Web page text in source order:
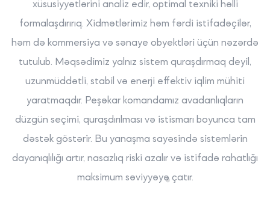
xüsusiyyətlərini analiz edir, optimal texniki həlli
formalaşdırırıq. Xidmətlərimiz həm fərdi istifadəçilər,
həm də kommersiya və sənaye obyektləri üçün nəzərdə
tutulub. Məqsədimiz yalnız sistem quraşdırmaq deyil,
uzunmüddətli, stabil və enerji effektiv iqlim mühiti
yaratmaqdır. Peşəkar komandamız avadanlıqların
düzgün seçimi, quraşdırılması və istismarı boyunca tam
dəstək göstərir. Bu yanaşma sayəsində sistemlərin
dayanıqlılığı artır, nasazlıq riski azalır və istifadə rahatlığı
maksimum səviyyəyə çatır.